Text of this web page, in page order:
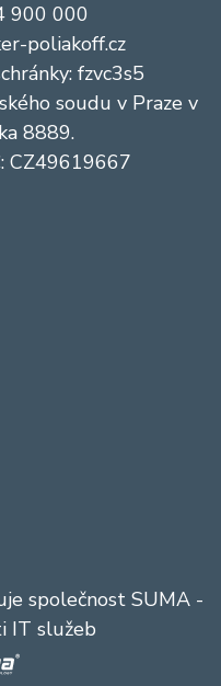
900 000
poliakoff.cz
fzvc3s5
soudu v Praze v
8889.
CZ49619667
společnost SUMA -
IT služeb